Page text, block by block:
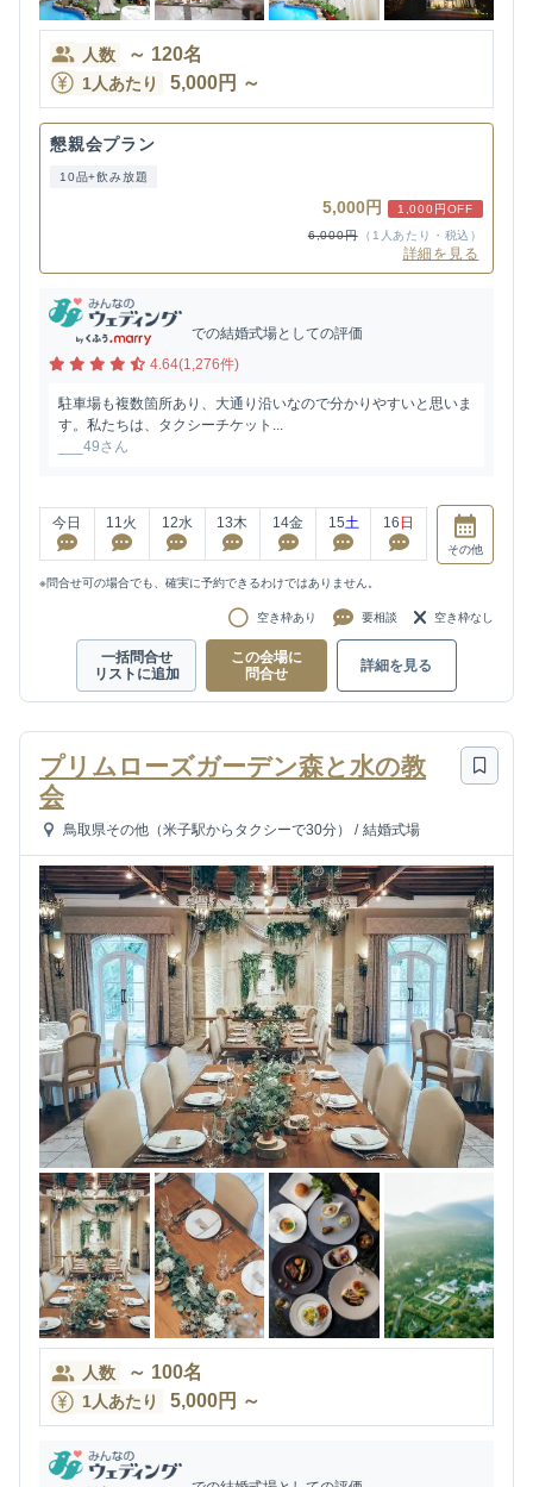
人数 ～ 120名
1人あたり 5,000円 ～
懇親会プラン
10品+飲み放題
5,000円
1,000円OFF
6,000円
（1人あたり・税込）
詳細を見る
での結婚式場としての評価
4.64(1,276件)
駐車場も複数箇所あり、大通り沿いなので分かりやすいと思いま
す。私たちは、タクシーチケット...
___49さん
今日 11火 12水 13木 14金 15土 16 日
その他
※問合せ可の場合でも、確実に予約できるわけではありません。
空き枠あり 要相談 空き枠なし
一括問合せ
リストに追加
この会場に
問合せ
詳細を見る
プリムローズガーデン森と水の教
会
鳥取県その他（米子駅からタクシーで30分） / 結婚式場
人数 ～ 100名
1人あたり 5,000円 ～